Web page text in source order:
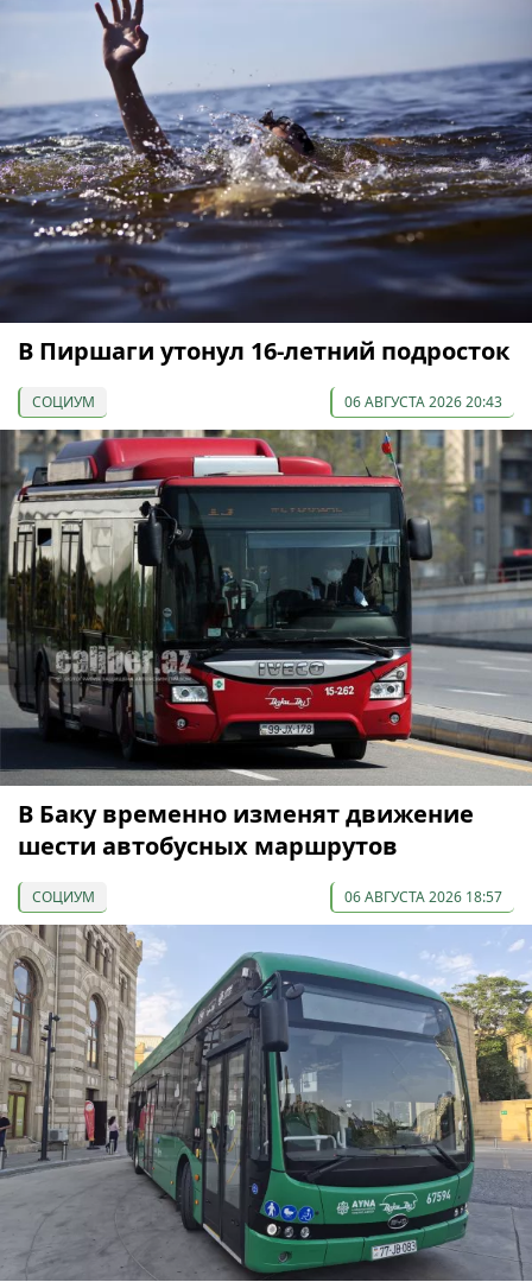
В Пиршаги утонул 16-летний подросток
СОЦИУМ 06 АВГУСТА 2026 20:43
В Баку временно изменят движение
шести автобусных маршрутов
СОЦИУМ 06 АВГУСТА 2026 18:57